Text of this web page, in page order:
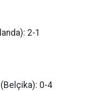
2-1
0-4